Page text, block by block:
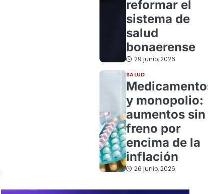
reformar el
sistema de
salud
bonaerense
29 junio, 2026
SALUD
y monopolio:
aumentos sin
freno por
encima de la
inflación
26 junio, 2026